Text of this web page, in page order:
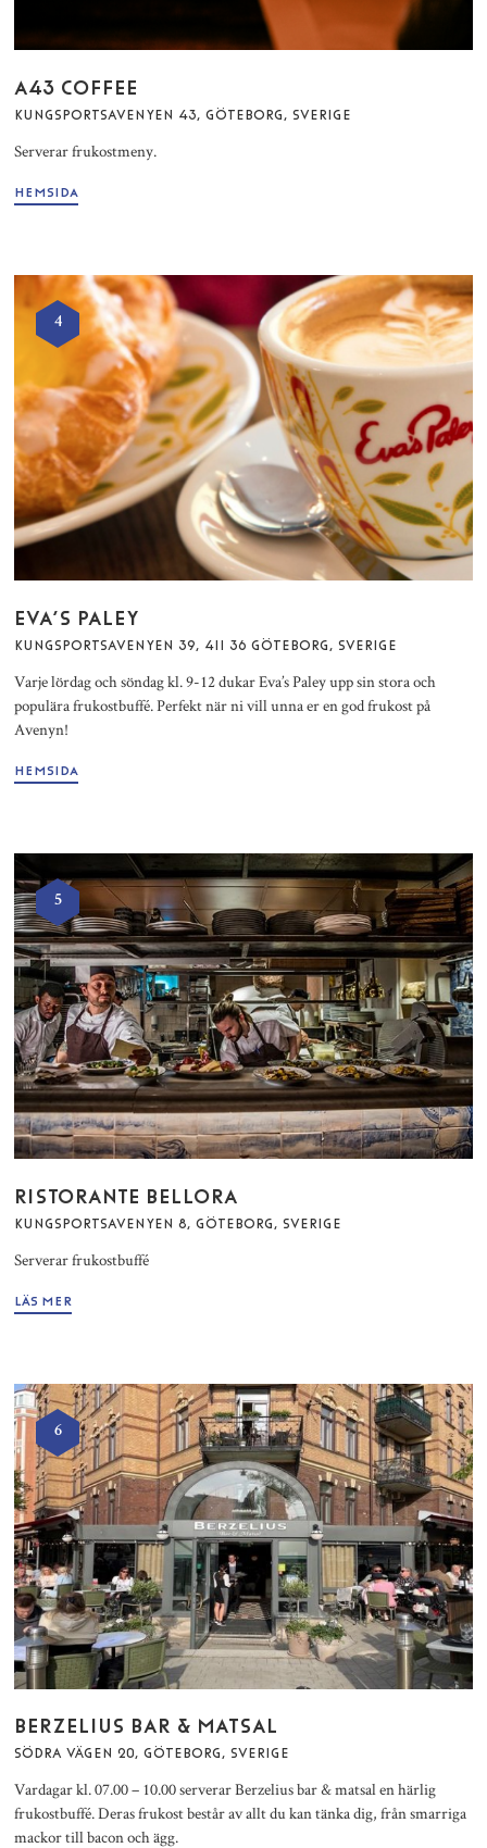
A43 COFFEE
KUNGSPORTSAVENYEN 43, GÖTEBORG, SVERIGE
Serverar frukostmeny.
HEMSIDA
4
EVA’S PALEY
KUNGSPORTSAVENYEN 39, 411 36 GÖTEBORG, SVERIGE
Varje lördag och söndag kl. 9-12 dukar Eva’s Paley upp sin stora och
populära frukostbuffé. Perfekt när ni vill unna er en god frukost på
Avenyn!
HEMSIDA
5
RISTORANTE BELLORA
KUNGSPORTSAVENYEN 8, GÖTEBORG, SVERIGE
Serverar frukostbuffé
LÄS MER
6
BERZELIUS BAR & MATSAL
SÖDRA VÄGEN 20, GÖTEBORG, SVERIGE
Vardagar kl. 07.00 – 10.00 serverar Berzelius bar & matsal en härlig
frukostbuffé. Deras frukost består av allt du kan tänka dig, från smarriga
mackor till bacon och ägg.